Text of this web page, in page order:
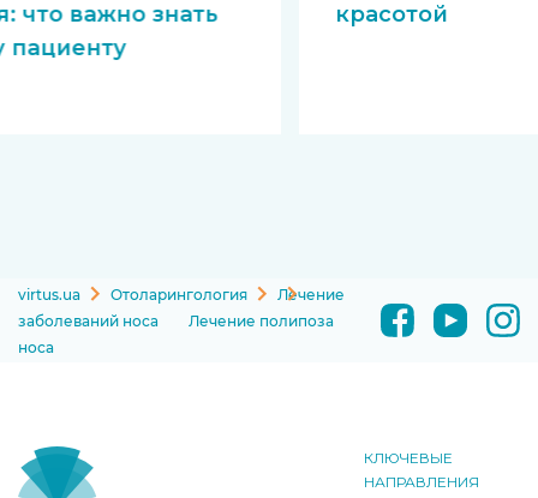
что важно знать
пациенту
красотой
virtus.ua Отоларингология
Лечение
заболеваний носа
Лечение полипоза
носа
КЛЮЧЕВЫЕ
НАПРАВЛЕНИЯ